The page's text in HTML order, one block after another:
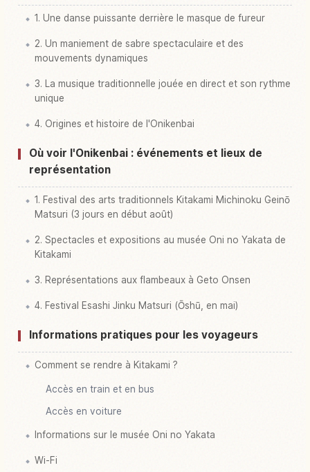
1. Une danse puissante derrière le masque de fureur
2. Un maniement de sabre spectaculaire et des
mouvements dynamiques
3. La musique traditionnelle jouée en direct et son rythme
unique
4. Origines et histoire de l'Onikenbai
Où voir l'Onikenbai : événements et lieux de
représentation
1. Festival des arts traditionnels Kitakami Michinoku Geinō
Matsuri (3 jours en début août)
2. Spectacles et expositions au musée Oni no Yakata de
Kitakami
3. Représentations aux flambeaux à Geto Onsen
4. Festival Esashi Jinku Matsuri (Ōshū, en mai)
Informations pratiques pour les voyageurs
Comment se rendre à Kitakami ?
Accès en train et en bus
Accès en voiture
Informations sur le musée Oni no Yakata
Wi-Fi